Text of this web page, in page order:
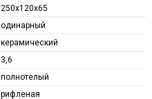
250x120x65
одинарный
керамический
3,6
полнотелый
рифленая